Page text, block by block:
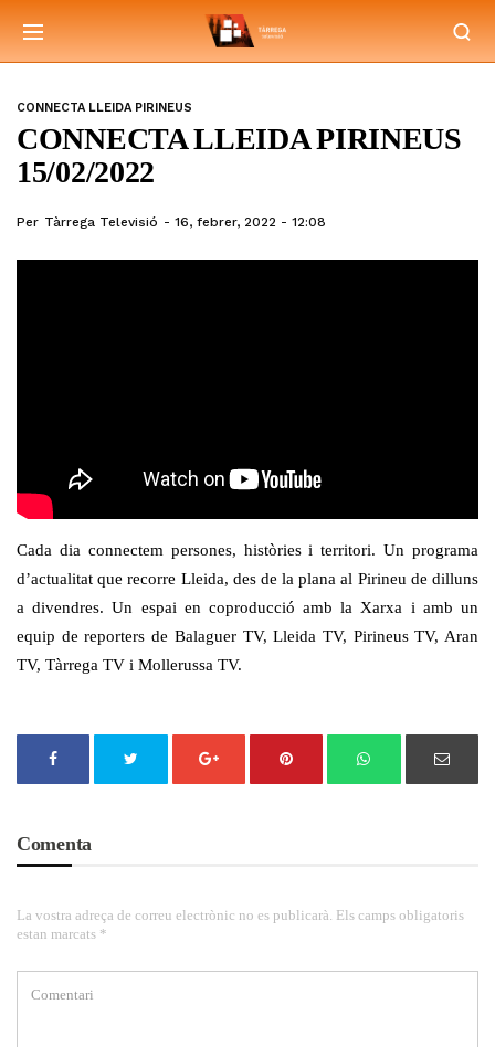
CONNECTA LLEIDA PIRINEUS
CONNECTA LLEIDA PIRINEUS
15/02/2022
Per Tàrrega Televisió 16, febrer, 2022 - 12:08
Cada dia connectem persones, històries i territori. Un programa
d’actualitat que recorre Lleida, des de la plana al Pirineu de dilluns
a divendres. Un espai en coproducció amb la Xarxa i amb un
equip de reporters de Balaguer TV, Lleida TV, Pirineus TV, Aran
TV, Tàrrega TV i Mollerussa TV.
Comenta
La vostra adreça de correu electrònic no es publicarà. Els camps obligatoris
estan marcats *